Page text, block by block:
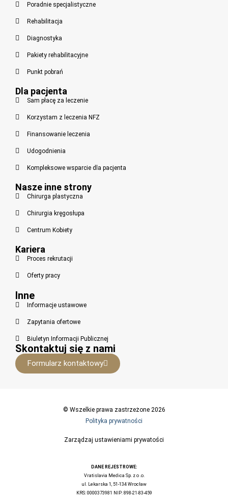
Poradnie specjalistyczne
Rehabilitacja
Diagnostyka
Pakiety rehabilitacyjne
Punkt pobrań
Dla pacjenta
Sam płacę za leczenie
Korzystam z leczenia NFZ
Finansowanie leczenia
Udogodnienia
Kompleksowe wsparcie dla pacjenta
Nasze inne strony
Chirurga plastyczna
Chirurgia kręgosłupa
Centrum Kobiety
Kariera
Proces rekrutacji
Oferty pracy
Inne
Informacje ustawowe
Zapytania ofertowe
Biuletyn Informacji Publicznej
Skontaktuj się z nami
Formularz kontaktowy
© Wszelkie prawa zastrzeżone 2026
Polityka prywatności
Zarządzaj ustawieniami prywatości
DANE REJESTROWE:
Vratislavia Medica Sp. z o .o.
ul. Lekarska 1, 51-134 Wrocław
KRS: 0000373981 NIP: 898-21-83-459